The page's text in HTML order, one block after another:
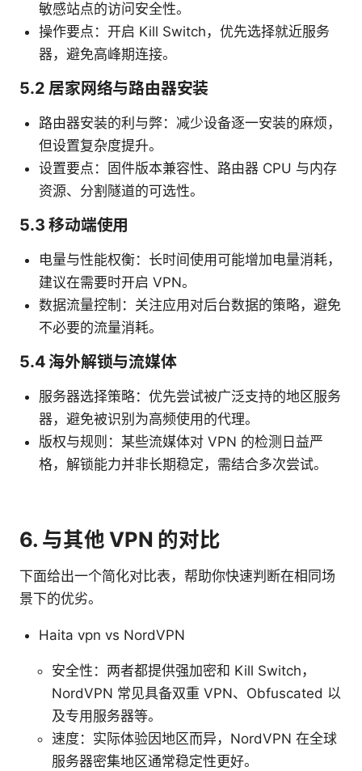
敏感站点的访问安全性。
操作要点：开启 Kill Switch，优先选择就近服务
器，避免高峰期连接。
5.2 居家网络与路由器安装
路由器安装的利与弊：减少设备逐一安装的麻烦，
但设置复杂度提升。
设置要点：固件版本兼容性、路由器 CPU 与内存
资源、分割隧道的可选性。
5.3 移动端使用
电量与性能权衡：长时间使用可能增加电量消耗，
建议在需要时开启 VPN。
数据流量控制：关注应用对后台数据的策略，避免
不必要的流量消耗。
5.4 海外解锁与流媒体
服务器选择策略：优先尝试被广泛支持的地区服务
器，避免被识别为高频使用的代理。
版权与规则：某些流媒体对 VPN 的检测日益严
格，解锁能力并非长期稳定，需结合多次尝试。
6. 与其他 VPN 的对比
下面给出一个简化对比表，帮助你快速判断在相同场
景下的优劣。
Haita vpn vs NordVPN
安全性：两者都提供强加密和 Kill Switch，
NordVPN 常见具备双重 VPN、Obfuscated 以
及专用服务器等。
速度：实际体验因地区而异，NordVPN 在全球
服务器密集地区通常稳定性更好。